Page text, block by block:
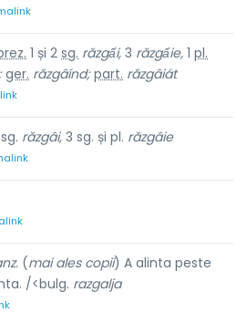
1 și 2 sg. răzgấi, 3 răzgấie, 1 pl.
ger. răzgâínd; part. răzgâiát
răzgâi, 3 sg. și pl. răzgâie
(mai ales copii) A alinta peste
/<bulg. razgalja